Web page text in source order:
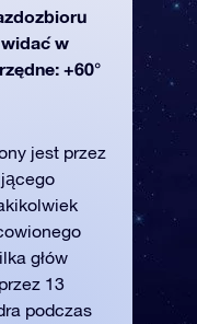
w
+60°
jest przez
głów
13
podczas